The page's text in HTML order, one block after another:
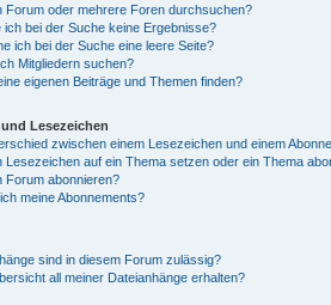
Forum oder mehrere Foren durchsuchen?
ich bei der Suche keine Ergebnisse?
ich bei der Suche eine leere Seite?
Mitgliedern suchen?
eigenen Beiträge und Themen finden?
Lesezeichen
zwischen einem Lesezeichen und einem
Lesezeichen auf ein Thema setzen oder ein Thema
Forum abonnieren?
meine Abonnements?
sind in diesem Forum zulässig?
all meiner Dateianhänge erhalten?